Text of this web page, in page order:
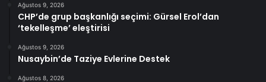
Ağustos 9, 2026
CHP’de grup başkanlığı seçimi: Gürsel Erol’dan
‘tekelleşme’ eleştirisi
Ağustos 9, 2026
Nusaybin’de Taziye Evlerine Destek
Ağustos 8, 2026